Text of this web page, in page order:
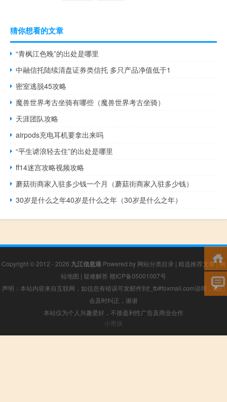
猜你想看的文章
“青枫江色晚”的出处是哪里
中融信托陆续清盘证券类信托 多只产品净值低于1
密室逃脱45攻略
魔兽世界考古坐骑有哪些（魔兽世界考古坐骑）
天涯团队攻略
airpods充电耳机要拿出来吗
“平生谑浪轻去住”的出处是哪里
ff14迷宫攻略视频攻略
蘑菇街商家入驻多少钱一个月（蘑菇街商家入驻多少钱）
30岁是什么之年40岁是什么之年（30岁是什么之年）
Copyright © 2012 - 2026 九江信息港 Powered by 网站分类目录 | 精选推荐文章|网
站地图 | 疑难解答 赣ICP备05001007号
声明：本站内容来自互联网，如信息有错误可发邮件到f_fb#foxmail.com说明，我们
会及时纠正，谢谢
本站仅为个人兴趣爱好，不接盈利性广告及商业合作
小男孩